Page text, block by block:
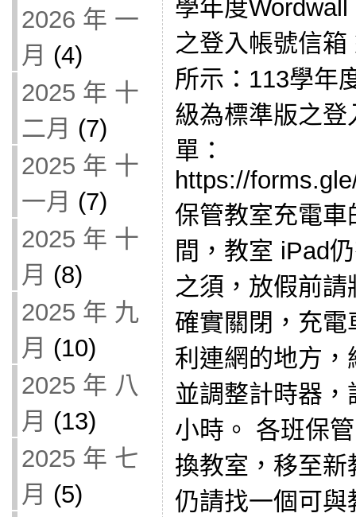
2026 年 一
月 (4)
2025 年 十
二月 (7)
2025 年 十
一月 (7)
2025 年 十
月 (8)
2025 年 九
月 (10)
2025 年 八
月 (13)
2025 年 七
月 (5)
學年度
之登入帳號信
所示：113學年
級為標準版之
單：
https://
保管教室充電
間，教室 iPad
之須，放假前
確實關閉，充
利連網的地方
並調整計時器
小時。 各班保
換教室，移至
仍請找一個可